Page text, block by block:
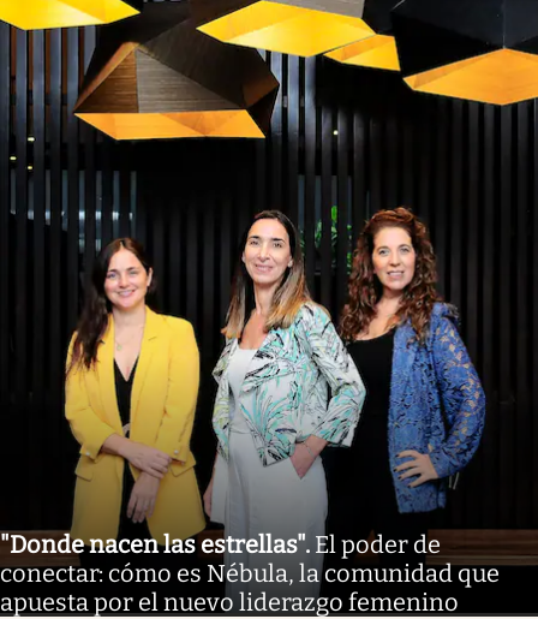
"Donde nacen las estrellas". El poder de
conectar: cómo es Nébula, la comunidad que
apuesta por el nuevo liderazgo femenino